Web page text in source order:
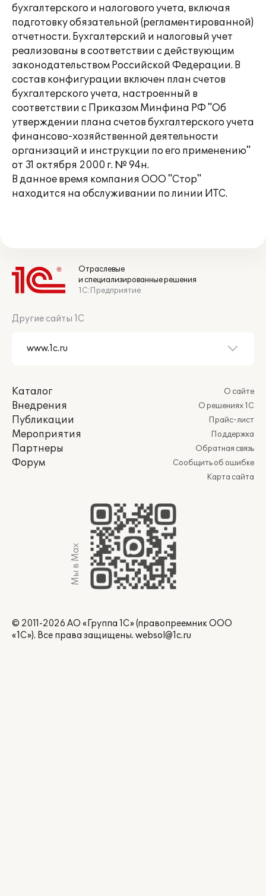
бухгалтерского и налогового учета, включая
подготовку обязательной (регламентированной)
отчетности. Бухгалтерский и налоговый учет
реализованы в соответствии с действующим
законодательством Российской Федерации. В
состав конфигурации включен план счетов
бухгалтерского учета, настроенный в
соответствии с Приказом Минфина РФ "Об
утверждении плана счетов бухгалтерского учета
финансово-хозяйственной деятельности
организаций и инструкции по его применению"
от 31 октября 2000 г. № 94н.
В данное время компания ООО "Стор"
находится на обслуживании по линии ИТС.
Отраслевые
и специализированные решения
1С:Предприятие
Другие сайты 1С
Каталог
Внедрения
Публикации
Мероприятия
Партнеры
Форум
О сайте
О решениях 1С
Прайс-лист
Поддержка
Обратная связь
Сообщить об ошибке
Карта сайта
Мы в Max
© 2011-2026 АО «Группа 1С» (правопреемник ООО
«1С»). Все права защищены. websol@1c.ru